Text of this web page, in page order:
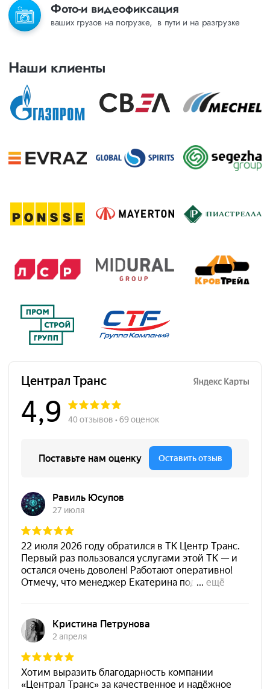
Фото-и видеофиксация
ваших грузов на погрузке, в пути и на разгрузке
Наши клиенты